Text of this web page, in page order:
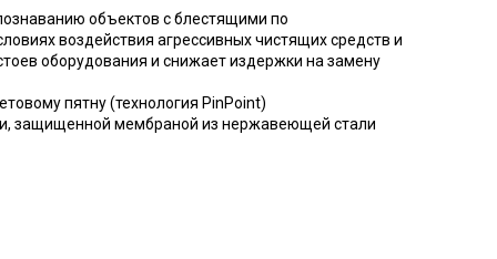
объектов с блестящими по
воздействия агрессивных чистящих средств и
оборудования и снижает издержки на замену
пятну (технология PinPoint)
защищенной мембраной из нержавеющей стали